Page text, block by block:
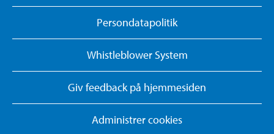
Persondatapolitik
Whistleblower System
Giv feedback på hjemmesiden
Administrer cookies